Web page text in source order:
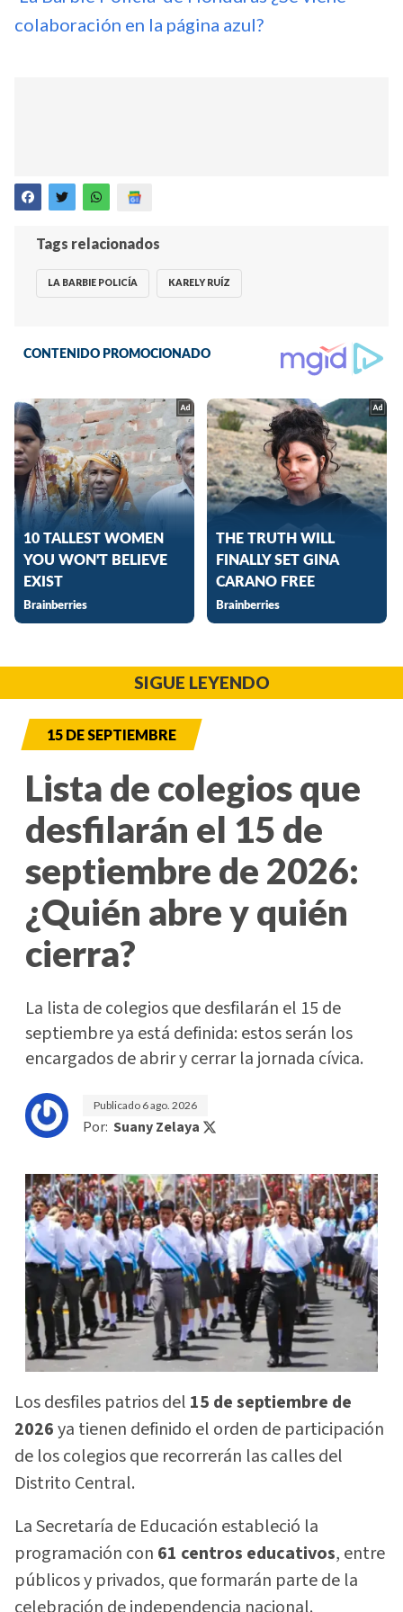
colaboración en la página azul?
Tags relacionados
LA BARBIE POLICÍA KARELY RUÍZ
SIGUE LEYENDO
15 DE SEPTIEMBRE
Lista de colegios que
desfilarán el 15 de
septiembre de 2026:
¿Quién abre y quién
cierra?
La lista de colegios que desfilarán el 15 de
septiembre ya está definida: estos serán los
encargados de abrir y cerrar la jornada cívica.
Publicado 6 ago. 2026
Por: Suany Zelaya
Los desfiles patrios del 15 de septiembre de
2026ya tienen definido el orden de participación
de los colegios que recorrerán las calles del
Distrito Central.
La Secretaría de Educación estableció la
programación con 61 centros educativos, entre
públicos y privados, que formarán parte de la